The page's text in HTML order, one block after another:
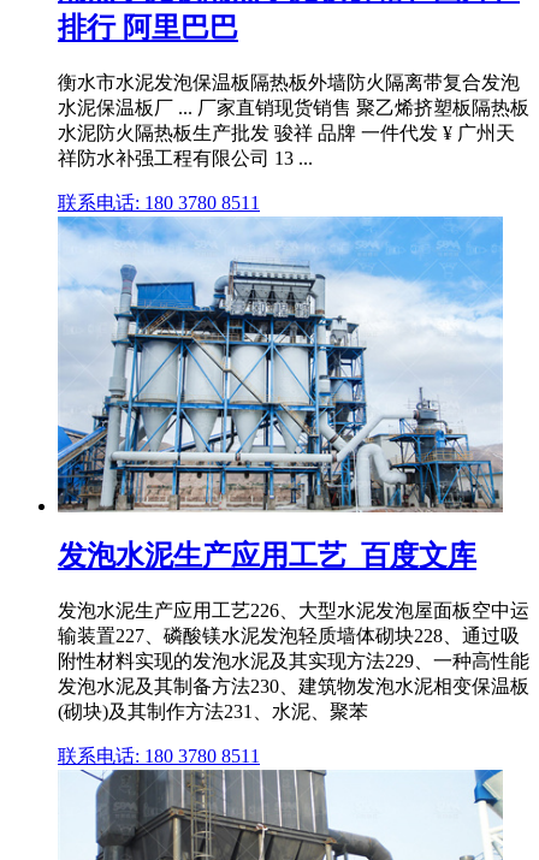
排行 阿里巴巴
衡水市水泥发泡保温板隔热板外墙防火隔离带复合发泡
水泥保温板厂 ... 厂家直销现货销售 聚乙烯挤塑板隔热板
水泥防火隔热板生产批发 骏祥 品牌 一件代发 ¥ 广州天
祥防水补强工程有限公司 13 ...
联系电话: 180 3780 8511
发泡水泥生产应用工艺_百度文库
发泡水泥生产应用工艺226、大型水泥发泡屋面板空中运
输装置227、磷酸镁水泥发泡轻质墙体砌块228、通过吸
附性材料实现的发泡水泥及其实现方法229、一种高性能
发泡水泥及其制备方法230、建筑物发泡水泥相变保温板
(砌块)及其制作方法231、水泥、聚苯
联系电话: 180 3780 8511